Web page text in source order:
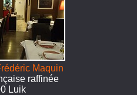
Maquin
raffinée
Luik